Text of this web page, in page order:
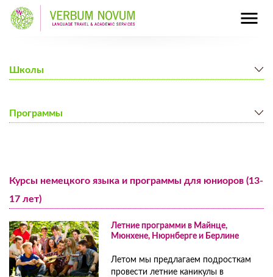
Школы
Майнц
Программы
Семейные программы
Программа полного погружения
Групповые поездки в Германию
Цены на групповые поездки в Германию
Дополнительные программы и курсы
Курсы немецкого языка и программы для юниоров (13-
17 лет)
Летние программи в Майнце,
Мюнхене, Нюрнберге и Берлине
Летом мы предлагаем подросткам
провести летние каникулы в